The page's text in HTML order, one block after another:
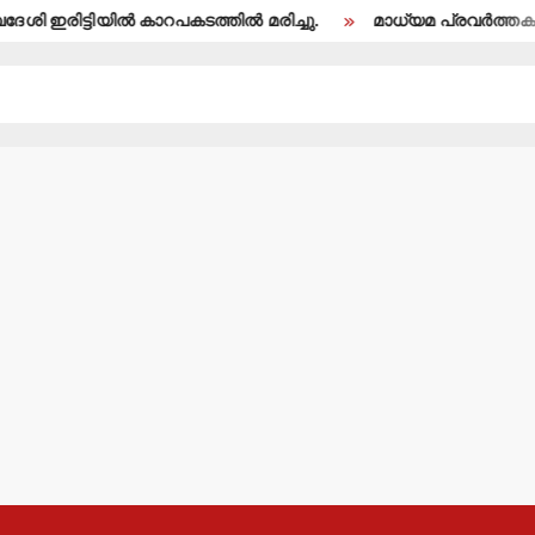
ഇരിട്ടിയില്‍ കാറപകടത്തില്‍ മരിച്ചു. മാധ്യമ പ്രവര്‍ത്തകന്‍